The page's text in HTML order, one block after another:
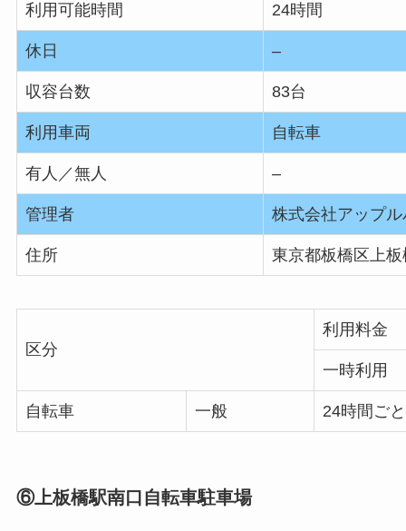
利用可能時間 24時間
休日 –
収容台数 83台
利用車両 自転車
有人／無人 –
管理者 株式会社アップ
住所 東京都板橋区上
区分
利用料金
一時利用
自転車 一般 24時間ご
⑥上板橋駅南口自転車駐車場